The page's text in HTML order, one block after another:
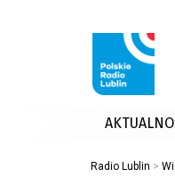
Radio Lublin >